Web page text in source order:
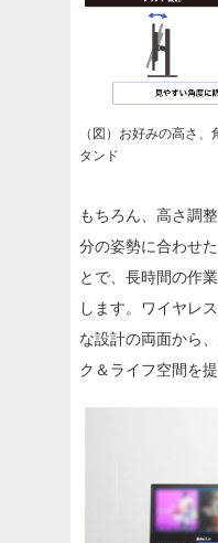
（図）お好みの高さ
タンド
もちろん、高さ調
分の姿勢に合わせ
とで、長時間の作
します。ワイヤレ
な設計の両面から
ク＆ライフ空間を提